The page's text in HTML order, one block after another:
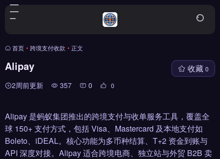
首页 • 跨境支付收款 • 正文
Alipay
2周前更新 357 0 0
收藏 0
Alipay 是蚂蚁集团推出的跨境支付与收单服务工具，覆盖全
球 150+ 支付方式，包括 Visa、Mastercard 及本地支付如
Boleto、iDEAL。核心功能为多币种结算、T+2 资金到账与
API 深度对接。Alipay 适合跨境电商、独立站与外贸 B2B 卖